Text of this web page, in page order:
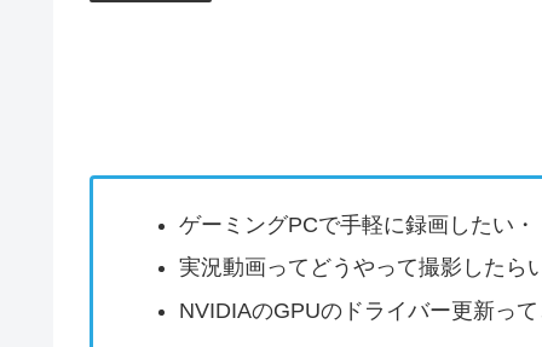
ゲーミングPCで手軽に録画したい・
実況動画ってどうやって撮影したら
NVIDIAのGPUのドライバー更新っ